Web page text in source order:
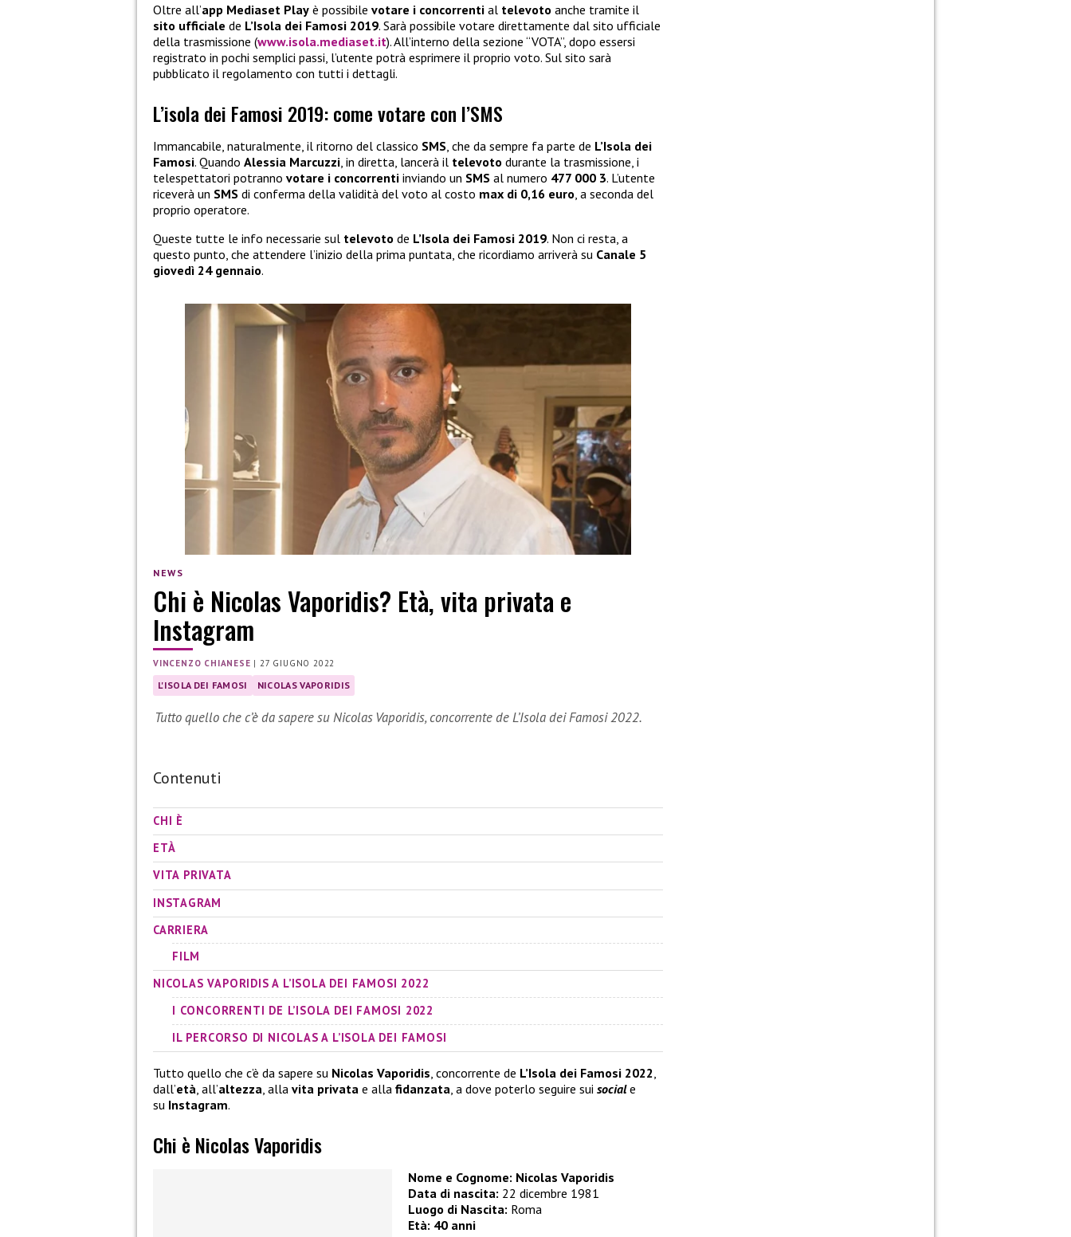
Oltre all’app Mediaset Play è possibile votare i concorrenti al televoto anche tramite il
sito ufficiale de L’Isola dei Famosi 2019. Sarà possibile votare direttamente dal sito ufficiale
della trasmissione (www.isola.mediaset.it). All’interno della sezione “VOTA”, dopo essersi
registrato in pochi semplici passi, l’utente potrà esprimere il proprio voto. Sul sito sarà
pubblicato il regolamento con tutti i dettagli.
L’isola dei Famosi 2019: come votare con l’SMS
Immancabile, naturalmente, il ritorno del classico SMS , che da sempre fa parte de L’Isola dei
Famosi. Quando Alessia Marcuzzi , in diretta, lancerà il televoto durante la trasmissione, i
telespettatori potranno votare i concorrenti inviando un SMS al numero 477 000 3. L’utente
riceverà un SMS di conferma della validità del voto al costo max di 0,16 euro , a seconda del
proprio operatore.
Queste tutte le info necessarie sul televoto de L’Isola dei Famosi 2019. Non ci resta, a
questo punto, che attendere l’inizio della prima puntata, che ricordiamo arriverà su Canale 5
giovedì 24 gennaio.
NEWS
Chi è Nicolas Vaporidis? Età, vita privata e
Instagram
VINCENZO CHIANESE |27 GIUGNO 2022
L'ISOLA DEI FAMOSI NICOLAS VAPORIDIS
Tutto quello che c’è da sapere su Nicolas Vaporidis, concorrente de L’Isola dei Famosi 2022.
Contenuti
CHI È
ETÀ
VITA PRIVATA
INSTAGRAM
CARRIERA
FILM
NICOLAS VAPORIDIS A L’ISOLA DEI FAMOSI 2022
I CONCORRENTI DE L’ISOLA DEI FAMOSI 2022
IL PERCORSO DI NICOLAS A L’ISOLA DEI FAMOSI
Tutto quello che c’è da sapere su Nicolas Vaporidis, concorrente de L’Isola dei Famosi 2022,
dall’età, all’altezza, alla vita privata e alla fidanzata, a dove poterlo seguire sui sociale
su Instagram.
Chi è Nicolas Vaporidis
Nome e Cognome: Nicolas Vaporidis
Data di nascita: 22 dicembre 1981
Luogo di Nascita: Roma
Età: 40 anni